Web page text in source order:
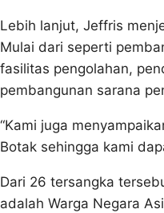
Lebih lanjut, Jeffris
Mulai dari seperti
fasilitas pengolahan,
pembangunan sarana
“Kami juga
Botak sehingga kami
Dari 26 tersangka
adalah Warga Negara